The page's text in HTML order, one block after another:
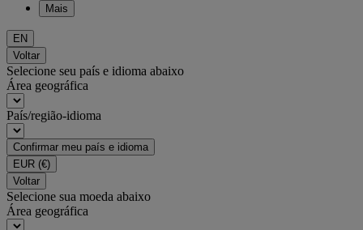
Mais
EN
Voltar
Selecione seu país e idioma abaixo
Área geográfica
País/região-idioma
Confirmar meu país e idioma
EUR (€)
Voltar
Selecione sua moeda abaixo
Área geográfica